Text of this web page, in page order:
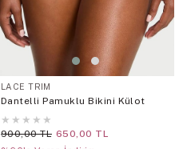
LACE TRIM
Dantelli Pamuklu Bikini Külot
★ ★ ★ ★ ★
900,00 TL 650,00 TL